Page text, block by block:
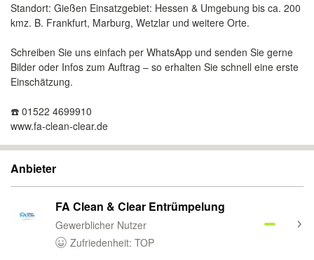
Standort: Gießen Einsatzgebiet: Hessen & Umgebung bis ca. 200
kmz. B. Frankfurt, Marburg, Wetzlar und weitere Orte.
Schreiben Sie uns einfach per WhatsApp und senden Sie gerne
Bilder oder Infos zum Auftrag – so erhalten Sie schnell eine erste
Einschätzung.
☎️ 01522 4699910
www.fa-clean-clear.de
Anbieter
FA Clean & Clear Entrümpelung
Gewerblicher Nutzer
Zufriedenheit: TOP